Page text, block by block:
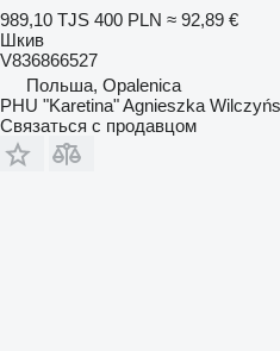
989,10 TJS 400 PLN ≈ 92,89 €
Шкив
V836866527
Польша, Opalenica
PHU "Karetina" Agnieszka
Связаться с продавцом